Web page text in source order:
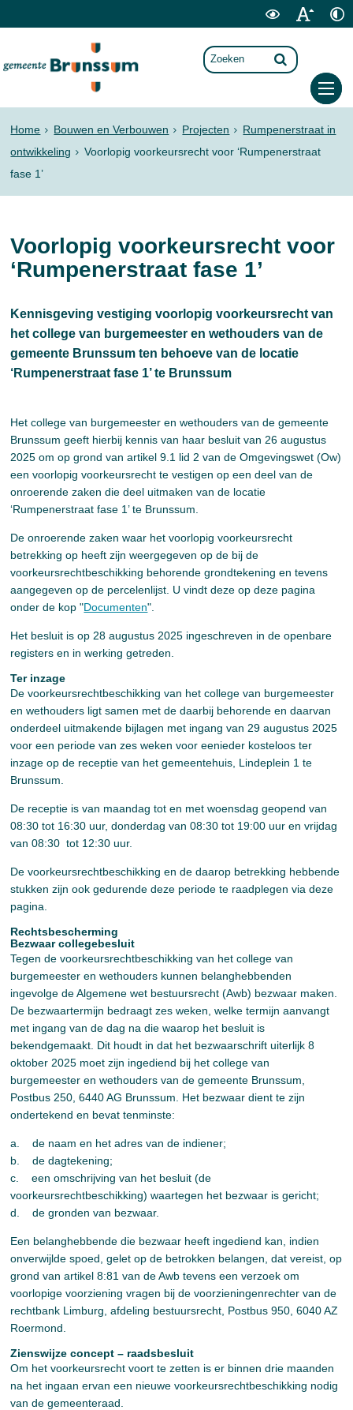
Home Bouwen en Verbouwen Projecten
Rumpenerstraat in
ontwikkeling
Voorlopig voorkeursrecht voor ‘Rumpenerstraat
fase 1’
Voorlopig voorkeursrecht voor
‘Rumpenerstraat fase 1’
Kennisgeving vestiging voorlopig voorkeursrecht van
het college van burgemeester en wethouders van de
gemeente Brunssum ten behoeve van de locatie
‘Rumpenerstraat fase 1’ te Brunssum
Het college van burgemeester en wethouders van de gemeente
Brunssum geeft hierbij kennis van haar besluit van 26 augustus
2025 om op grond van artikel 9.1 lid 2 van de Omgevingswet (Ow)
een voorlopig voorkeursrecht te vestigen op een deel van de
onroerende zaken die deel uitmaken van de locatie
‘Rumpenerstraat fase 1’ te Brunssum.
De onroerende zaken waar het voorlopig voorkeursrecht
betrekking op heeft zijn weergegeven op de bij de
voorkeursrechtbeschikking behorende grondtekening en tevens
aangegeven op de percelenlijst. U vindt deze op deze pagina
onder de kop "Documenten".
Het besluit is op 28 augustus 2025 ingeschreven in de openbare
registers en in werking getreden.
Ter inzage
De voorkeursrechtbeschikking van het college van burgemeester
en wethouders ligt samen met de daarbij behorende en daarvan
onderdeel uitmakende bijlagen met ingang van 29 augustus 2025
voor een periode van zes weken voor eenieder kosteloos ter
inzage op de receptie van het gemeentehuis, Lindeplein 1 te
Brunssum.
De receptie is van maandag tot en met woensdag geopend van
08:30 tot 16:30 uur, donderdag van 08:30 tot 19:00 uur en vrijdag
van 08:30 tot 12:30 uur.
De voorkeursrechtbeschikking en de daarop betrekking hebbende
stukken zijn ook gedurende deze periode te raadplegen via deze
pagina.
Rechtsbescherming
Bezwaar collegebesluit
Tegen de voorkeursrechtbeschikking van het college van
burgemeester en wethouders kunnen belanghebbenden
ingevolge de Algemene wet bestuursrecht (Awb) bezwaar maken.
De bezwaartermijn bedraagt zes weken, welke termijn aanvangt
met ingang van de dag na die waarop het besluit is
bekendgemaakt. Dit houdt in dat het bezwaarschrift uiterlijk 8
oktober 2025 moet zijn ingediend bij het college van
burgemeester en wethouders van de gemeente Brunssum,
Postbus 250, 6440 AG Brunssum. Het bezwaar dient te zijn
ondertekend en bevat tenminste:
a. de naam en het adres van de indiener;
b. de dagtekening;
c. een omschrijving van het besluit (de
voorkeursrechtbeschikking) waartegen het bezwaar is gericht;
d. de gronden van bezwaar.
Een belanghebbende die bezwaar heeft ingediend kan, indien
onverwijlde spoed, gelet op de betrokken belangen, dat vereist, op
grond van artikel 8:81 van de Awb tevens een verzoek om
voorlopige voorziening vragen bij de voorzieningenrechter van de
rechtbank Limburg, afdeling bestuursrecht, Postbus 950, 6040 AZ
Roermond.
Zienswijze concept – raadsbesluit
Om het voorkeursrecht voort te zetten is er binnen drie maanden
na het ingaan ervan een nieuwe voorkeursrechtbeschikking nodig
van de gemeenteraad.